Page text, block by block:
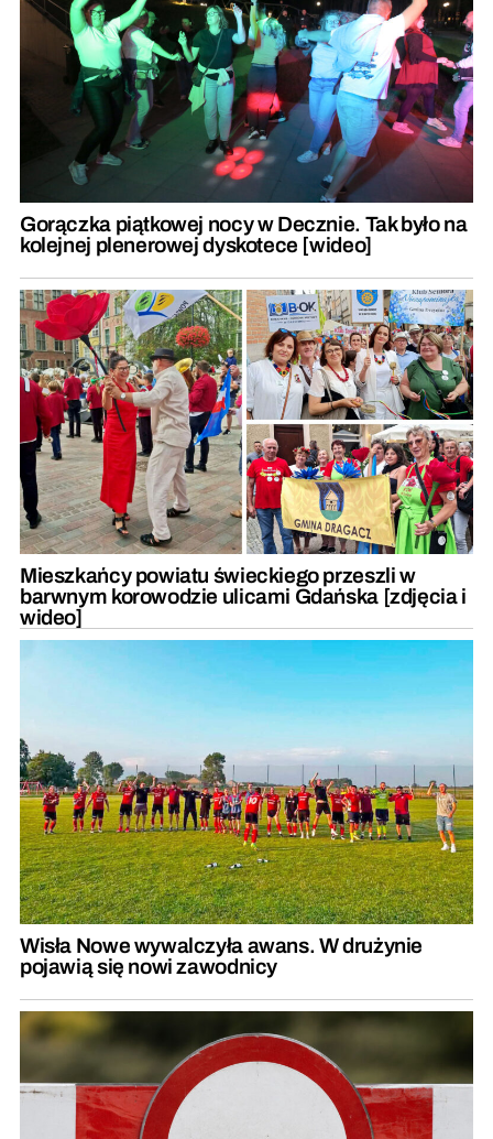
Gorączka piątkowej nocy w Decznie. Tak było na
kolejnej plenerowej dyskotece [wideo]
Mieszkańcy powiatu świeckiego przeszli w
barwnym korowodzie ulicami Gdańska [zdjęcia i
wideo]
Wisła Nowe wywalczyła awans. W drużynie
pojawią się nowi zawodnicy